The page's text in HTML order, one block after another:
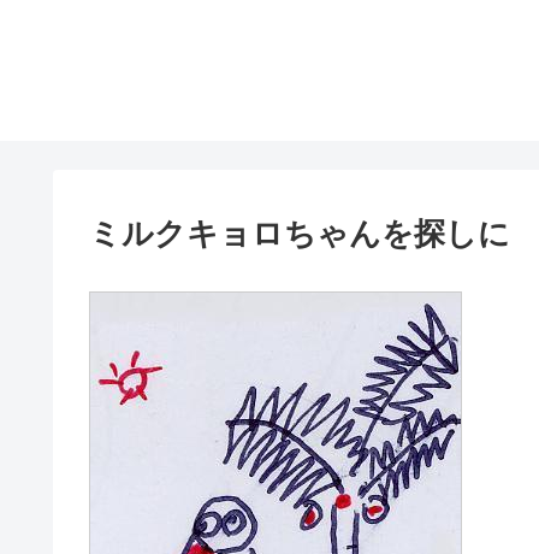
ミルクキョロちゃんを探しに